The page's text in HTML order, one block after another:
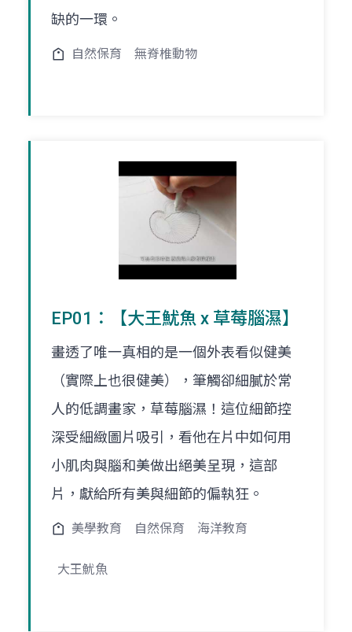
缺的一環。
自然保育 無脊椎動物
EP01：【大王魷魚 x 草莓腦濕】
畫透了唯一真相的是一個外表看似健美
（實際上也很健美），筆觸卻細膩於常
人的低調畫家，草莓腦濕！這位細節控
深受細緻圖片吸引，看他在片中如何用
小肌肉與腦和美做出絕美呈現，這部
片，獻給所有美與細節的偏執狂。
美學教育 自然保育 海洋教育
大王魷魚